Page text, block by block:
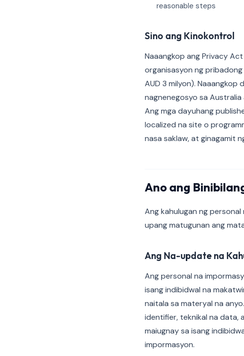
reasonable steps
Sino ang Kinokontrol
Naaangkop ang Privacy
organisasyon ng
AUD 3 milyon).
nagnenegosyo sa
Ang mga dayuhang
localized na site o
nasa saklaw, at ginagamit
Ano ang
Ang kahulugan ng
upang matugunan ang
Ang Na-update na
Ang personal na
isang indibidwal na
naitala sa materyal na
identifier, teknikal na data,
maiugnay sa isang
impormasyon.